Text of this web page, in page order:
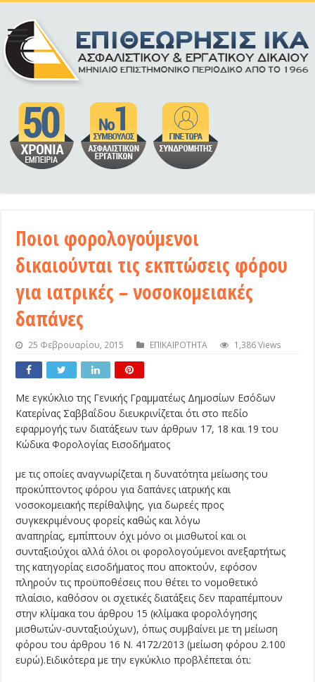
Ποιοι φορολογούμενοι
δικαιούνται τις εκπτώσεις φόρου
για ιατρικές – νοσοκομειακές
δαπάνες
25 Φεβρουαρίου, 2015 ΕΠΙΚΑΙΡΟΤΗΤΑ 1,386 Views
Με εγκύκλιο της Γενικής Γραμματέως Δημοσίων Εσόδων
Κατερίνας Σαββαΐδου διευκρινίζεται ότι στο πεδίο
εφαρμογής των διατάξεων των άρθρων 17, 18 και 19 του
Κώδικα Φορολογίας Εισοδήματος
με τις οποίες αναγνωρίζεται η δυνατότητα μείωσης του
προκύπτοντος φόρου για δαπάνες ιατρικής και
νοσοκομειακής περίθαλψης, για δωρεές προς
συγκεκριμένους φορείς καθώς και λόγω
αναπηρίας, εμπίπτουν όχι μόνο οι μισθωτοί και οι
συνταξιούχοι αλλά όλοι οι φορολογούμενοι ανεξαρτήτως
της κατηγορίας εισοδήματος που αποκτούν, εφόσον
πληρούν τις προϋποθέσεις που θέτει το νομοθετικό
πλαίσιο, καθόσον οι σχετικές διατάξεις δεν παραπέμπουν
στην κλίμακα του άρθρου 15 (κλίμακα φορολόγησης
μισθωτών-συνταξιούχων), όπως συμβαίνει με τη μείωση
φόρου του άρθρου 16 Ν. 4172/2013 (μείωση φόρου 2.100
ευρώ).Ειδικότερα με την εγκύκλιο προβλέπεται ότι: